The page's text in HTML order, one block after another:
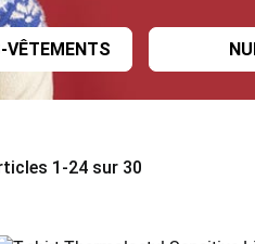
VÊTEMENTS
1 -24sur 30